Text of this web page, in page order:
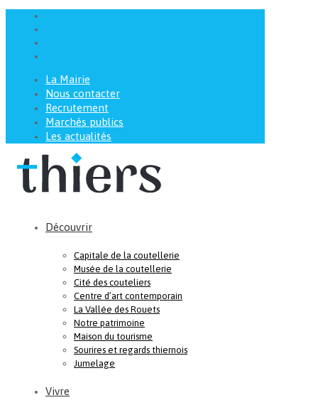
La Mairie
Nous contacter
Recrutement
Marchés publics
Les actualités
Découvrir
Capitale de la coutellerie
Musée de la coutellerie
Cité des couteliers
Centre d’art contemporain
La Vallée des Rouets
Notre patrimoine
Maison du tourisme
Sourires et regards thiernois
Jumelage
Vivre